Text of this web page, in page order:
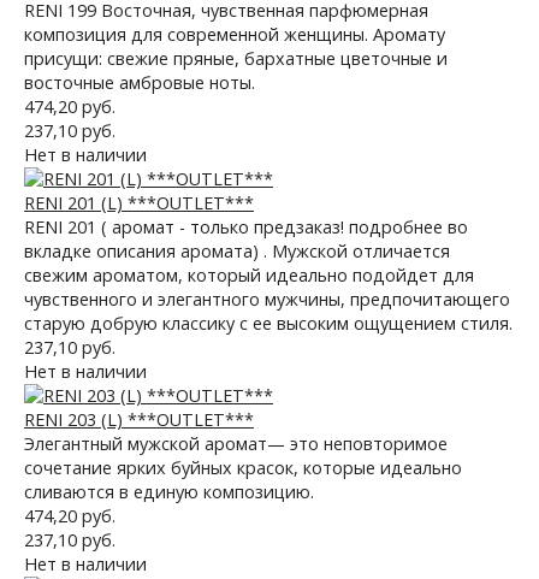
RENI 199 Восточная, чувственная парфюмерная
композиция для современной женщины. Аромату
присущи: свежие пряные, бархатные цветочные и
восточные амбровые ноты.
474,20 руб.
237,10 руб.
Нет в наличии
RENI 201 (L) ***OUTLET***
RENI 201 ( аромат - только предзаказ! подробнее во
вкладке описания аромата) . Мужской отличается
свежим ароматом, который идеально подойдет для
чувственного и элегантного мужчины, предпочитающего
старую добрую классику с ее высоким ощущением стиля.
237,10 руб.
Нет в наличии
RENI 203 (L) ***OUTLET***
Элегантный мужской аромат— это неповторимое
сочетание ярких буйных красок, которые идеально
сливаются в единую композицию.
474,20 руб.
237,10 руб.
Нет в наличии